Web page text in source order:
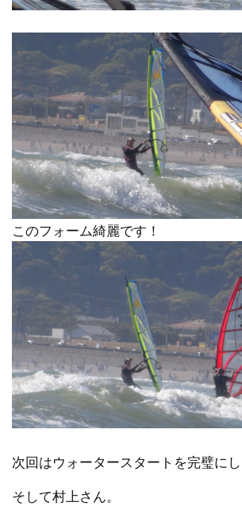
このフォーム綺麗です！
次回はウォータースタートを完璧にし
そして村上さん。